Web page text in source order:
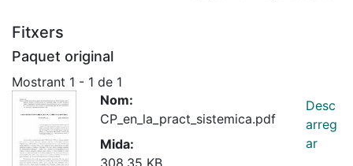
Fitxers
Paquet original
Mostrant 1 - 1 de 1
Nom:
CP_en_la_pract_sistemica.pdf
Mida:
Desc
arreg
ar